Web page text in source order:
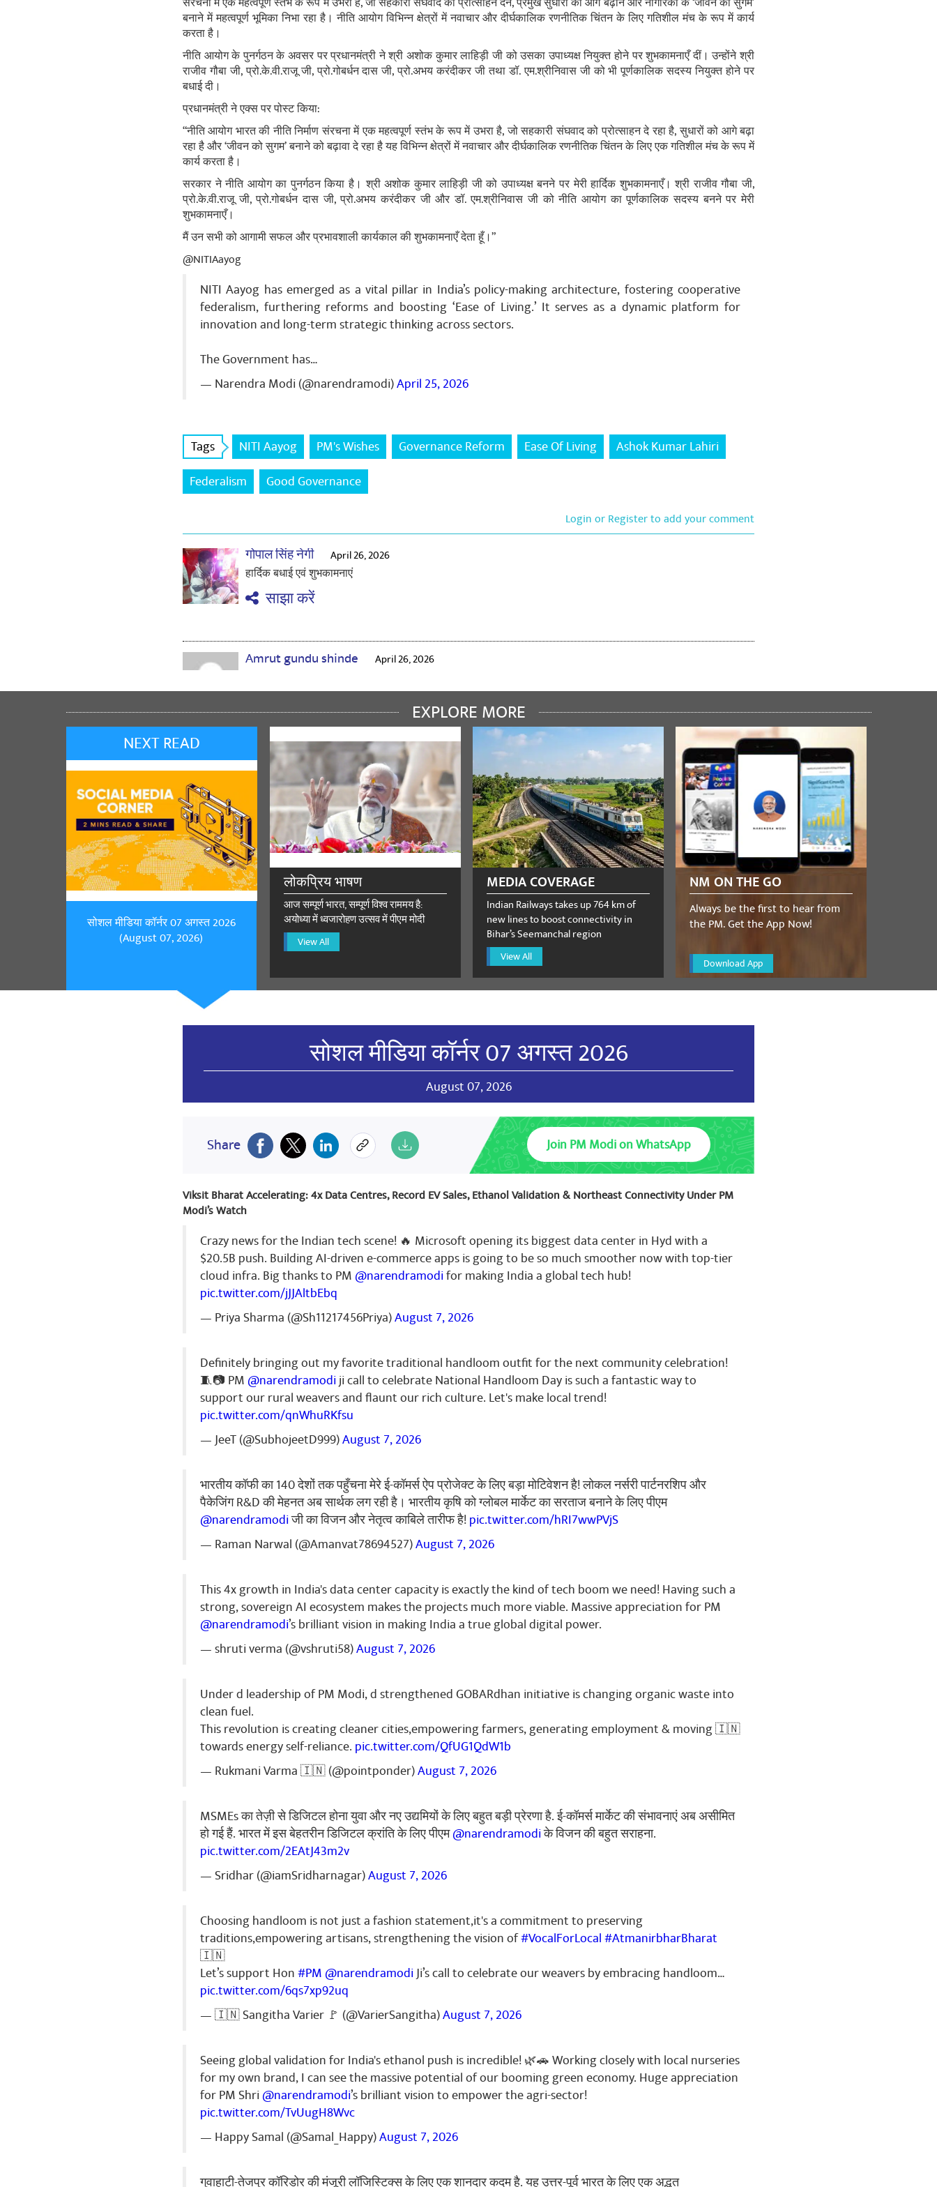
बनाने में महत्वपूर्ण भूमिका निभा रहा है। नीति आयोग विभिन्न क्षेत्रों में नवाचार और दीर्घकालिक रणनीतिक चिंतन के लिए गतिशील मंच के रूप में कार्य
करता है।
नीति आयोग के पुनर्गठन के अवसर पर प्रधानमंत्री ने श्री अशोक कुमार लाहिड़ी जी को उसका उपाध्यक्ष नियुक्त होने पर शुभकामनाएँ दीं। उन्होंने श्री
राजीव गौबा जी, प्रो.के.वी.राजू जी, प्रो.गोबर्धन दास जी, प्रो.अभय करंदीकर जी तथा डॉ. एम.श्रीनिवास जी को भी पूर्णकालिक सदस्य नियुक्त होने पर
बधाई दी।
प्रधानमंत्री ने एक्‍स पर पोस्ट किया:
“नीति आयोग भारत की नीति निर्माण संरचना में एक महत्वपूर्ण स्तंभ के रूप में उभरा है, जो सहकारी संघवाद को प्रोत्‍साहन दे रहा है, सुधारों को आगे बढ़ा
रहा है और ‘जीवन को सुगम’ बनाने को बढ़ावा दे रहा है यह विभिन्न क्षेत्रों में नवाचार और दीर्घकालिक रणनीतिक चिंतन के लिए एक गतिशील मंच के रूप में
कार्य करता है।
सरकार ने नीति आयोग का पुनर्गठन किया है। श्री अशोक कुमार लाहिड़ी जी को उपाध्यक्ष बनने पर मेरी हार्दिक शुभकामनाएँ। श्री राजीव गौबा जी,
प्रो.के.वी.राजू जी, प्रो.गोबर्धन दास जी, प्रो.अभय करंदीकर जी और डॉ. एम.श्रीनिवास जी को नीति आयोग का पूर्णकालिक सदस्य बनने पर मेरी
शुभकामनाएँ।
मैं उन सभी को आगामी सफल और प्रभावशाली कार्यकाल की शुभकामनाएँ देता हूँ।”
@NITIAayog
NITI Aayog has emerged as a vital pillar in India’s policy-making architecture, fostering cooperative
federalism, furthering reforms and boosting ‘Ease of Living.’ It serves as a dynamic platform for
innovation and long-term strategic thinking across sectors.
The Government has…
— Narendra Modi (@narendramodi)April 25, 2026
Tags NITI Aayog PM's Wishes Governance Reform Ease Of Living
Ashok Kumar Lahiri
Federalism
Good Governance
Login or Register to add your comment
गोपाल सिंह नेगी April 26, 2026
हार्दिक बधाई एवं शुभकामनाएं
साझा करें
Amrut gundu shinde April 26, 2026
साझा करें
pannalal kumawat April 26, 2026
साझा करें
आदिवासी जनजाति टाईवल इजरायल सांविधान कौन आधिकार भारत नागरिक लेगाया 284नागिकता खत्म करणा चाहिये परिवार सम्पत्ति
जाप्ता करणा चाहिऐ आनाथ आसरम नहीं
साझा करें
Ranjeet Kumar April 26, 2026
Jai shree ram 🙏🙏🙏
साझा करें
Babla sengupta April 26, 2026
PM Modi Sir Nity Ayoge.
साझा करें
yes sir that's best wishes to all
साझा करें
Sunu Das April 26, 2026
to bhag jaega karya Karta ko maar khana padega 🔥BENGAL🔥 VOTE Last 29/4/2026 Target🎯 jitegi nahin
👈to + maar khaegi 👈 jitenge nahin to maar khana padega Main ek Chhota BJP ka karya karta hun 2019
se BJP mein hokar kam kar raha hu didi, aap ek Naya nautanki chala raha hai S I R 👈 JO HO RAHA HAI didi
b,l,o 👈 se janbujhkar Hindu aadami log ka naam Kat RAHA HAI dalit 👈ka name aur MATHUA 👈JO HARE
boliye koi bhi Hindu🚨ka naam👈nahin katega only rohingya🚨chhodkar👈 tabhi Hindu aadami log ka
thoda Bharosa aaega Mera mohalla mein 5 aadami ka naam kata Gaya 🤷 BJP supporter tha vah log bol
raha hai vote nahin denge 🤧 BJP ko👈😩 ine logon ka naam Kat raha hai ABHISHEK BANERJEE SABHI KO
APNA MANCH MEIN SABHA MEIN LE JAKAR BHUL BHAL SAMJHA RAHA HAI,🤷 (apna Manch👈KA AUDIENCE.
next ABHISHEK BANERJEE ROAD PER JAKAR 🫩 PRACHAR KAR RAHA HAI , ismein🤦 JANATA BAHUT JOR RAHA
AUR BJP KA HAR NETA KO THODA BOLIYE 🚨OVER CONFIDENCE 🚨🤨NAHIN HONE KE LIYE. 🤦 2021 MEIN BHI
EXPLORE MORE
NEXT READ
सोशल मीडिया कॉर्नर 07 अगस्त 2026
(August 07, 2026)
लोकप्रिय भाषण
आज सम्पूर्ण भारत, सम्पूर्ण विश्व राममय है:
अयोध्या में ध्वजारोहण उत्सव में पीएम मोदी
View All
MEDIA COVERAGE
Indian Railways takes up 764 km of
new lines to boost connectivity in
Bihar’s Seemanchal region
View All
NM ON THE GO
Always be the first to hear from
the PM. Get the App Now!
Download App
सोशल मीडिया कॉर्नर 07 अगस्त 2026
August 07, 2026
Share Join PM Modi on WhatsApp
Viksit Bharat Accelerating: 4x Data Centres, Record EV Sales, Ethanol Validation & Northeast Connectivity Under PM
Modi’s Watch
Crazy news for the Indian tech scene! 🔥 Microsoft opening its biggest data center in Hyd with a
$20.5B push. Building AI-driven e-commerce apps is going to be so much smoother now with top-tier
cloud infra. Big thanks to PM @narendramodifor making India a global tech hub!
pic.twitter.com/jJJAltbEbq
— Priya Sharma (@Sh11217456Priya)August 7, 2026
Definitely bringing out my favorite traditional handloom outfit for the next community celebration!
🧵📷 PM @narendramodiji call to celebrate National Handloom Day is such a fantastic way to
support our rural weavers and flaunt our rich culture. Let's make local trend!
pic.twitter.com/qnWhuRKfsu
— JeeT (@SubhojeetD999)August 7, 2026
भारतीय कॉफी का 140 देशों तक पहुँचना मेरे ई-कॉमर्स ऐप प्रोजेक्ट के लिए बड़ा मोटिवेशन है! लोकल नर्सरी पार्टनरशिप और
पैकेजिंग R&D की मेहनत अब सार्थक लग रही है। भारतीय कृषि को ग्लोबल मार्केट का सरताज बनाने के लिए पीएम
@narendramodiजी का विजन और नेतृत्व काबिले तारीफ है!pic.twitter.com/hRI7wwPVjS
— Raman Narwal (@Amanvat78694527)August 7, 2026
This 4x growth in India's data center capacity is exactly the kind of tech boom we need! Having such a
strong, sovereign AI ecosystem makes the projects much more viable. Massive appreciation for PM
@narendramodi’s brilliant vision in making India a true global digital power.
— shruti verma (@vshruti58)August 7, 2026
Under d leadership of PM Modi, d strengthened GOBARdhan initiative is changing organic waste into
clean fuel.
This revolution is creating cleaner cities,empowering farmers, generating employment & moving 🇮🇳
towards energy self-reliance. pic.twitter.com/QfUG1QdW1b
— Rukmani Varma 🇮🇳 (@pointponder)August 7, 2026
MSMEs का तेज़ी से डिजिटल होना युवा और नए उद्यमियों के लिए बहुत बड़ी प्रेरणा है. ई-कॉमर्स मार्केट की संभावनाएं अब असीमित
हो गई हैं. भारत में इस बेहतरीन डिजिटल क्रांति के लिए पीएम@narendramodiके विजन की बहुत सराहना.
pic.twitter.com/2EAtJ43m2v
— Sridhar (@iamSridharnagar)August 7, 2026
Choosing handloom is not just a fashion statement,it's a commitment to preserving
traditions,empowering artisans, strengthening the vision of#VocalForLocal#AtmanirbharBharat
🇮🇳
Let’s support Hon#PM @narendramodiJi’s call to celebrate our weavers by embracing handloom…
pic.twitter.com/6qs7xp92uq
— 🇮🇳 Sangitha Varier 🚩 (@VarierSangitha)August 7, 2026
Seeing global validation for India's ethanol push is incredible! 🌿🚗 Working closely with local nurseries
for my own brand, I can see the massive potential of our booming green economy. Huge appreciation
for PM Shri@narendramodi’s brilliant vision to empower the agri-sector!
pic.twitter.com/TvUugH8Wvc
— Happy Samal (@Samal_Happy)August 7, 2026
गुवाहाटी-तेजपुर कॉरिडोर की मंजूरी लॉजिस्टिक्स के लिए एक शानदार कदम है. यह उत्तर-पूर्व भारत के लिए एक अद्भुत